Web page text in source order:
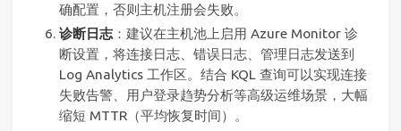
确配置，否则主机注册会失败。
诊断日志：建议在主机池上启用 Azure Monitor 诊
断设置，将连接日志、错误日志、管理日志发送到
Log Analytics 工作区。结合 KQL 查询可以实现连接
失败告警、用户登录趋势分析等高级运维场景，大幅
缩短 MTTR（平均恢复时间）。